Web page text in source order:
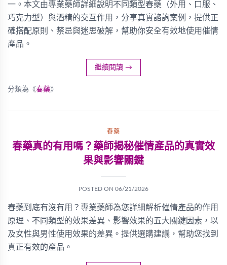
一。本文由專業藥師詳細說明不同類型春藥（外用、口服、
巧克力型）與酒精的交互作用，分享真實諮詢案例，提供正
確搭配原則、禁忌與迷思破解，幫助你安全有效地使用催情
產品。
繼續閱讀 →
分類為《春藥》
春藥
春藥真的有用嗎？藥師揭秘催情產品的真實效
果與影響關鍵
POSTED ON 06/21/2026
春藥到底有沒有用？專業藥師為您詳細解析催情產品的作用
原理、不同類型的效果差異、影響效果的五大關鍵因素，以
及女性與男性使用效果的差異。提供選購建議，幫助您找到
真正有效的產品。